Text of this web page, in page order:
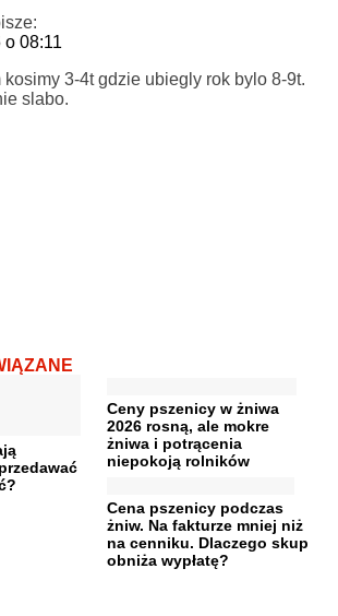
o 08:11
3-4t gdzie ubiegly rok bylo 8-9t.
slabo.
Ceny pszenicy w żniwa
2026 rosną, ale mokre
żniwa i potrącenia
niepokoją rolników
Cena pszenicy podczas
żniw. Na fakturze mniej niż
na cenniku. Dlaczego skup
obniża wypłatę?